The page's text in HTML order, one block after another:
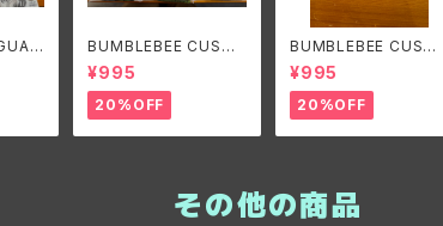
BUMBLEBEE CUSTO
M LURES B-BLADE
ORIGINAL 1/4oz/バン
ブルビーカスタムルアー
ズ ビーブレードオリジ
ナル1/4oz
¥995
20%OFF
BUMBLEBEE CUSTO
M LURES B-BLADE
NARROW 3/8oz バン
ブルビーカスタムルアー
ズ ビーブレードナロー
3/8oz
¥995
20%OFF
その他の商品